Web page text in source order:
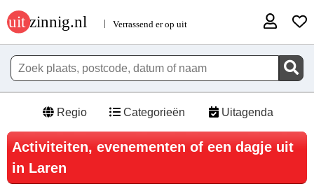
Regio Categorieën Uitagenda
Activiteiten, evenementen of een dagje uit
in Laren